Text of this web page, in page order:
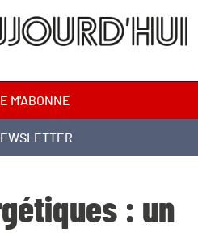
M'ABONNE
: un